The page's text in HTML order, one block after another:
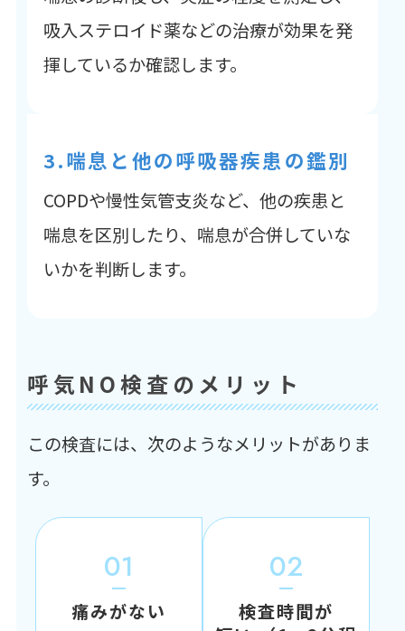
吸入ステロイド薬などの治療が効果を発
揮しているか確認します。
3.喘息と他の呼吸器疾患の鑑別
COPDや慢性気管支炎など、他の疾患と
喘息を区別したり、喘息が合併していな
いかを判断します。
呼気NO検査のメリット
この検査には、次のようなメリットがありま
す。
01
痛みがない
02
検査時間が